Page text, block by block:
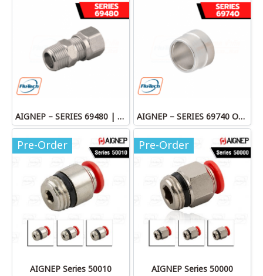
AIGNEP – SERIES 69480 | STRAIGHT MALE ADAPTOR AIGNEP – SERIES 69740 OLIVE
Pre-Order
AIGNEP Series 50010
Pre-Order
AIGNEP Series 50000